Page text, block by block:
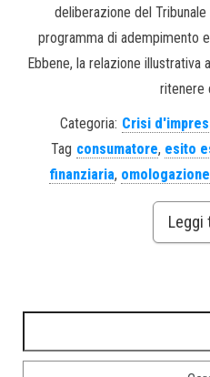
deliberazione del
programma di adempimento
Ebbene, la relazione
ritenere
Categoria: Crisi
Tag consumatore, esito
finanziaria, omologazione
Leggi